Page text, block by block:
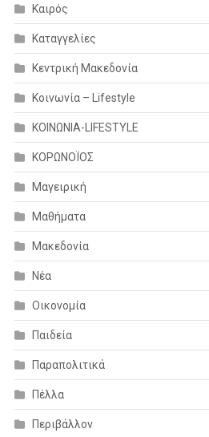
Καιρός
Καταγγελίες
Κεντρική Μακεδονία
Κοινωνία – Lifestyle
ΚΟΙΝΩΝΙΑ-LIFESTYLE
ΚΟΡΩΝΟΪΟΣ
Μαγειρική
Μαθήματα
Μακεδονία
Νέα
Οικονομία
Παιδεία
Παραπολιτικά
Πέλλα
Περιβάλλον